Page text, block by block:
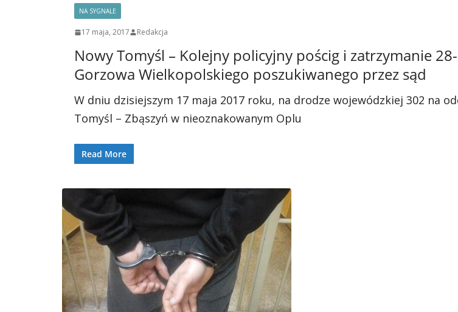
NA SYGNALE
17 maja, 2017 Redakcja
Nowy Tomyśl – Kolejny policyjny pościg i zatrzymanie
Gorzowa Wielkopolskiego poszukiwanego przez sąd
W dniu dzisiejszym 17 maja 2017 roku, na drodze wojewódzkiej 302 na
Tomyśl – Zbąszyń w nieoznakowanym Oplu
Read More